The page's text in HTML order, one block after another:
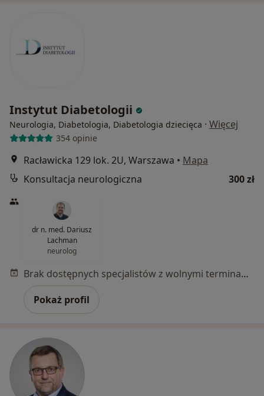
Instytut Diabetologii
Neurologia, Diabetologia, Diabetologia dziecięca · Więcej
354 opinie
Racławicka 129 lok. 2U, Warszawa • Mapa
Konsultacja neurologiczna
300 zł
dr n. med. Dariusz
Lachman
neurolog
Brak dostępnych specjalistów z wolnymi terminami w tym centrum medycznym.
Pokaż profil